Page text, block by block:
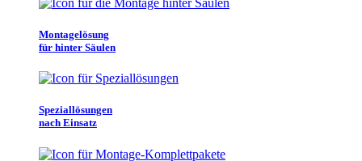
Montagelösung
für hinter Säulen
Speziallösungen
nach Einsatz